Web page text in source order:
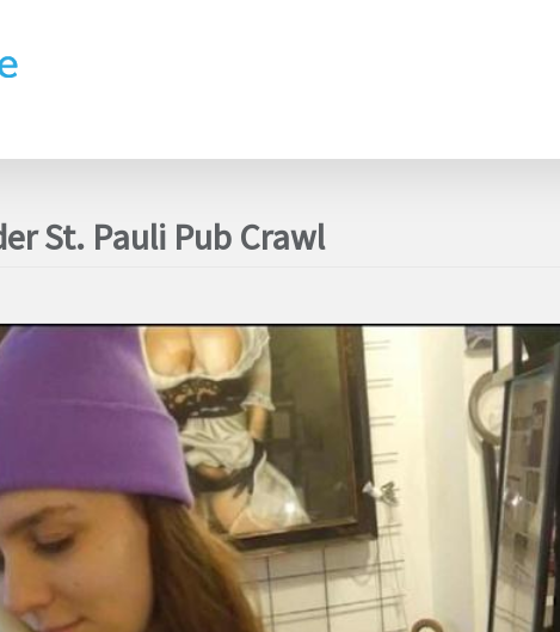
St. Pauli Pub Crawl